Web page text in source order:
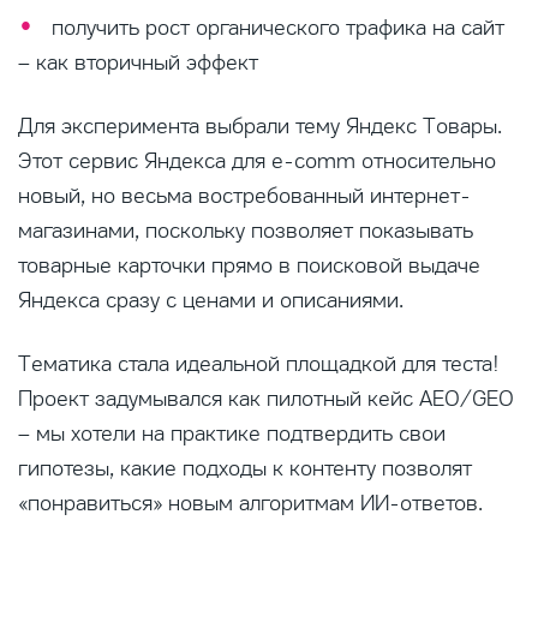
получить рост органического трафика на сайт
– как вторичный эффект
Для эксперимента выбрали тему Яндекс Товары.
Этот сервис Яндекса для e-comm относительно
новый, но весьма востребованный интернет-
магазинами, поскольку позволяет показывать
товарные карточки прямо в поисковой выдаче
Яндекса сразу с ценами и описаниями.
Тематика стала идеальной площадкой для теста!
Проект задумывался как пилотный кейс AEO/GEO
– мы хотели на практике подтвердить свои
гипотезы, какие подходы к контенту позволят
«понравиться» новым алгоритмам ИИ-ответов.